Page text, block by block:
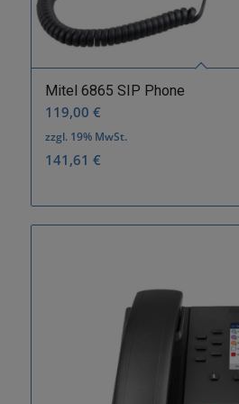
Mitel 6865 SIP Phone
119,00 €
zzgl. 19% MwSt.
141,61 €